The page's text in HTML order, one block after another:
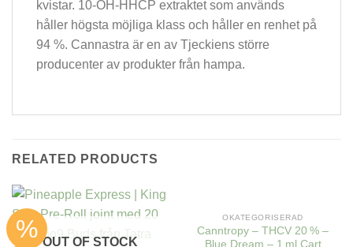
kvistar. 10-OH-HHCP extraktet som används
håller högsta möjliga klass och håller en renhet på
94 %. Cannastra är en av Tjeckiens större
producenter av produkter från hampa.
RELATED PRODUCTS
% OUT OF STOCK
OUT OF STOCK
OKATEGORISERAD
Canntropy – THCV 20 % –
Blue Dream – 1 ml Cart